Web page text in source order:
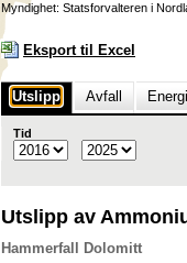
Myndighet: Statsforvalteren i
Eksport til Excel
Utslipp Avfall
Tid
Utslipp av
Hammerfall Dolomitt